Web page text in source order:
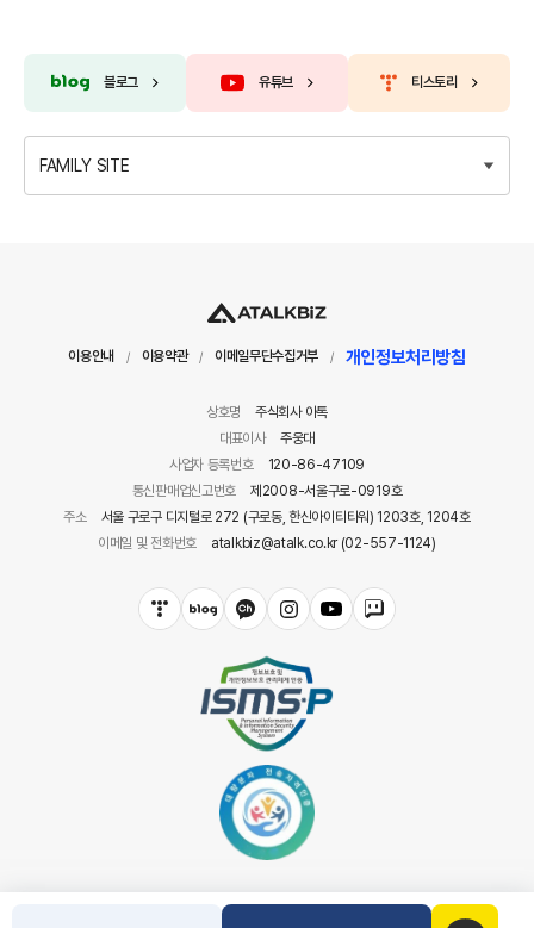
블로그 유튜브 티스토리
FAMILY SITE
이용안내 / 이용약관 / 이메일무단수집거부 / 개인정보처리방침
상호명
주식회사 아톡
대표이사
주웅대
사업자 등록번호
120-86-47109
통신판매업신고번호
제2008-서울구로-0919호
주소
서울 구로구 디지털로 272 (구로동, 한신아이티타워) 1203호, 1204호
이메일 및 전화번호
atalkbiz@atalk.co.kr (02-557-1124)